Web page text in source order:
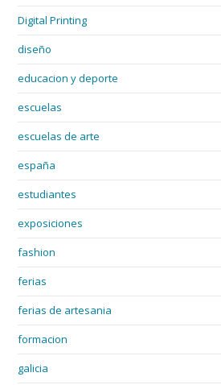
Digital Printing
diseño
educacion y deporte
escuelas
escuelas de arte
españa
estudiantes
exposiciones
fashion
ferias
ferias de artesania
formacion
galicia